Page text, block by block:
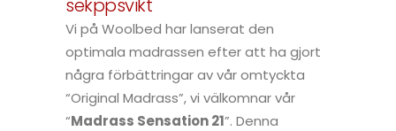
sekppsvikt
Vi på Woolbed har lanserat den
optimala madrassen efter att ha gjort
några förbättringar av vår omtyckta
“Original Madrass”, vi välkomnar vår
“Madrass Sensation 21”. Denna